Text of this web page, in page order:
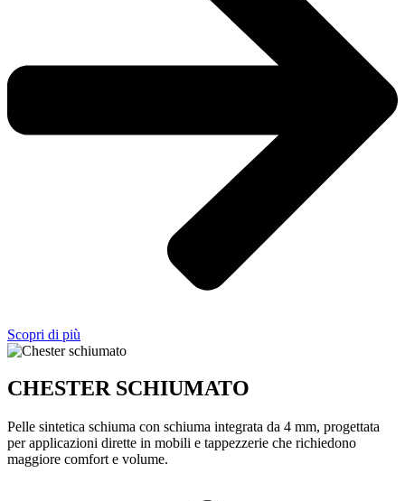
Scopri di più
CHESTER SCHIUMATO
Pelle sintetica schiuma con schiuma integrata da 4 mm, progettata
per applicazioni dirette in mobili e tappezzerie che richiedono
maggiore comfort e volume.